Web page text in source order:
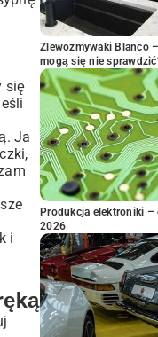
się
Ja
i
Zlewozmywaki Blanco
mogą się nie
Produkcja elektroniki –
2026